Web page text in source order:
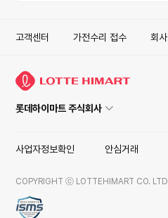
고객센터 가전수리 접수 회
롯데하이마트 주식회사
사업자정보확인 안심거래
COPYRIGHT ⓒ LOTTEHIMART CO.
ISMS